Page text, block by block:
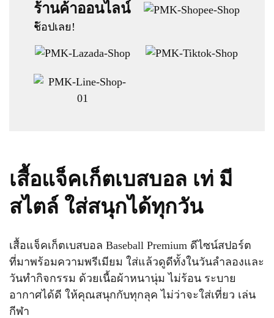
ร้านค้าออนไลน์
:
ช้อปเลย!
เสื้อแจ็คเก็ตเบสบอล เท่ มี
สไตล์ ใส่สนุกได้ทุกวัน
เสื้อแจ็คเก็ตเบสบอล Baseball Premium ดีไซน์สปอร์ต
ที่มาพร้อมความพรีเมียม ใส่แล้วดูดีทั้งในวันลำลองและ
วันทำกิจกรรม ด้วยเนื้อผ้าหนานุ่ม ไม่ร้อน ระบาย
อากาศได้ดี ให้คุณสนุกกับทุกลุค ไม่ว่าจะใส่เที่ยว เล่น
กีฬา